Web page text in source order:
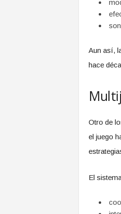
Aun así,
hace
Otro de
el juego
El